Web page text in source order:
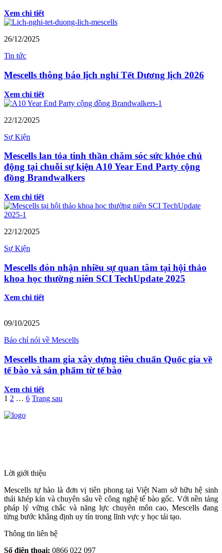
Xem chi tiết
26/12/2025
Tin tức
Mescells thông báo lịch nghỉ Tết Dương lịch 2026
Xem chi tiết
22/12/2025
Sự Kiện
Mescells lan tỏa tinh thần chăm sóc sức khỏe chủ
động tại chuỗi sự kiện A10 Year End Party cộng
đồng Brandwalkers
Xem chi tiết
22/12/2025
Sự Kiện
Mescells đón nhận nhiều sự quan tâm tại hội thảo
khoa học thường niên SCI TechUpdate 2025
Xem chi tiết
09/10/2025
Báo chí nói về Mescells
Mescells tham gia xây dựng tiêu chuẩn Quốc gia về
tế bào và sản phẩm từ tế bào
Xem chi tiết
Phân
trang
Trang
1 Trang
2 … Trang
6 Trang sau
Lời giới thiệu
Mescells tự hào là đơn vị tiên phong tại Việt Nam sở hữu hệ sinh
thái khép kín và chuyên sâu về công nghệ tế bào gốc. Với nền tảng
pháp lý vững chắc và năng lực chuyên môn cao, Mescells đang
từng bước khẳng định uy tín trong lĩnh vực y học tái tạo.
Thông tin liên hệ
Số điện thoại: 0866 022 097